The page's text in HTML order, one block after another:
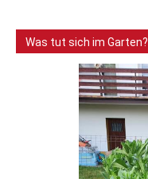
Was tut sich im Garten?